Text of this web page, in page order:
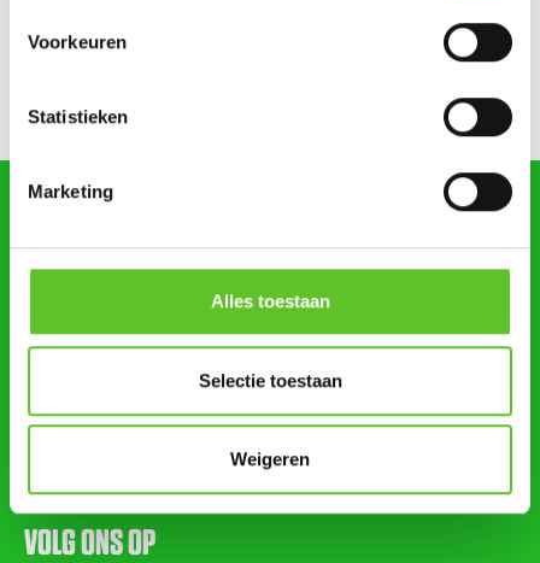
Voorkeuren
Statistieken
Marketing
Alles toestaan
Selectie toestaan
Weigeren
UPDATE
Bestel nu al je BRUZZKet-schoolkalender
zoeken
STUUR ONS NIEUWS
VOLG ONS OP